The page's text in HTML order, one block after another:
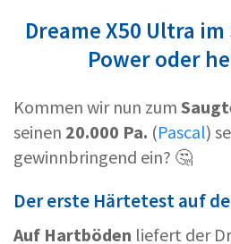
Dreame X50 Ultra
Power oder
Kommen wir nun zum
seinen 20.000 Pa. (Pascal)
gewinnbringend ein? 🤔
Der erste Härtetest auf
Auf Hartböden liefert der